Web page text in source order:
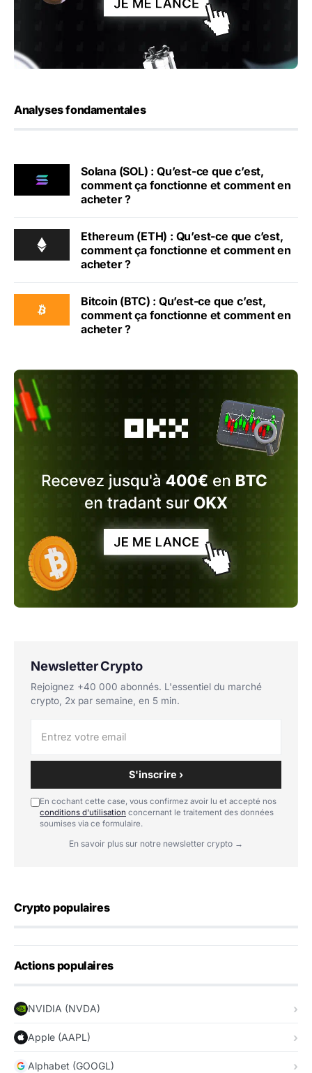
Analyses fondamentales
Solana (SOL) : Qu’est-ce que c’est,
comment ça fonctionne et comment en
acheter ?
Ethereum (ETH) : Qu’est-ce que c’est,
comment ça fonctionne et comment en
acheter ?
Bitcoin (BTC) : Qu’est-ce que c’est,
comment ça fonctionne et comment en
acheter ?
Newsletter Crypto
Rejoignez +40 000 abonnés. L'essentiel du marché
crypto, 2x par semaine, en 5 min.
S'inscrire ›
En cochant cette case, vous confirmez avoir lu et accepté nos
conditions d'utilisation concernant le traitement des données
soumises via ce formulaire.
En savoir plus sur notre newsletter crypto →
Crypto populaires
Actions populaires
NVIDIA (NVDA)
Apple (AAPL)
Alphabet (GOOGL)